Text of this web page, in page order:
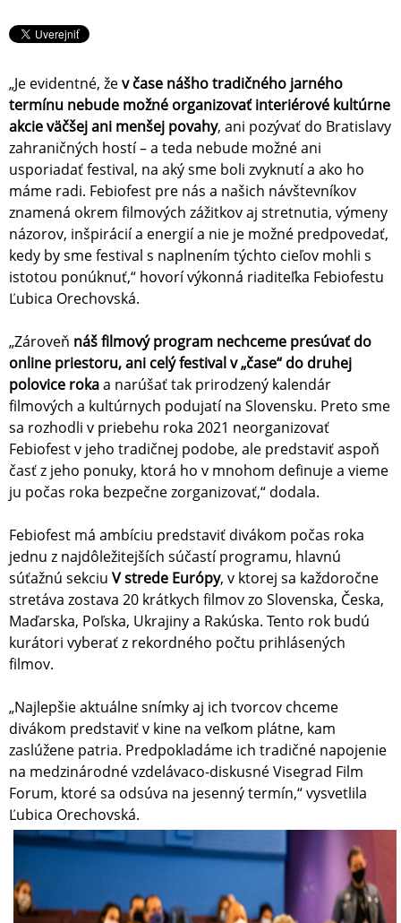
„Je evidentné, žev čase nášho tradičného jarného
termínu nebude možné organizovať interiérové kultúrne
akcie väčšej ani menšej povahy, ani pozývať do Bratislavy
zahraničných hostí – a teda nebude možné ani
usporiadať festival, na aký sme boli zvyknutí a ako ho
máme radi. Febiofest pre nás a našich návštevníkov
znamená okrem filmových zážitkov aj stretnutia, výmeny
názorov, inšpirácií a energií a nie je možné predpovedať,
kedy by sme festival s naplnením týchto cieľov mohli s
istotou ponúknuť,“ hovorí výkonná riaditeľka Febiofestu
Ľubica Orechovská.
„Zároveň náš filmový program nechceme presúvať do
online priestoru, ani celý festival v „čase“ do druhej
polovice rokaa narúšať tak prirodzený kalendár
filmových a kultúrnych podujatí na Slovensku. Preto sme
sa rozhodli v priebehu roka 2021 neorganizovať
Febiofest v jeho tradičnej podobe, ale predstaviť aspoň
časť z jeho ponuky, ktorá ho v mnohom definuje a vieme
ju počas roka bezpečne zorganizovať,“ dodala.
Febiofest má ambíciu predstaviť divákom počas roka
jednu z najdôležitejších súčastí programu, hlavnú
súťažnú sekciu V strede Európy, v ktorej sa každoročne
stretáva zostava 20 krátkych filmov zo Slovenska, Česka,
Maďarska, Poľska, Ukrajiny a Rakúska. Tento rok budú
kurátori vyberať z rekordného počtu prihlásených
filmov.
„Najlepšie aktuálne snímky aj ich tvorcov chceme
divákom predstaviť v kine na veľkom plátne, kam
zaslúžene patria. Predpokladáme ich tradičné napojenie
na medzinárodné vzdelávaco-diskusné Visegrad Film
Forum, ktoré sa odsúva na jesenný termín,“ vysvetlila
Ľubica Orechovská.